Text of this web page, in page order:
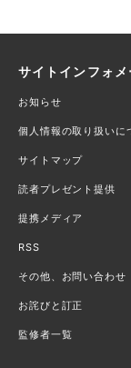
サイトインフォメ
お知らせ
個人情報の取り扱いに
サイトマップ
読者プレゼント提供
提携メディア
RSS
その他、お問い合わせ
お詫びと訂正
監修者一覧